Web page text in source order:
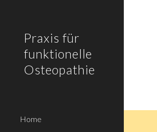
Praxis für
funktionelle
Osteopathie
Home